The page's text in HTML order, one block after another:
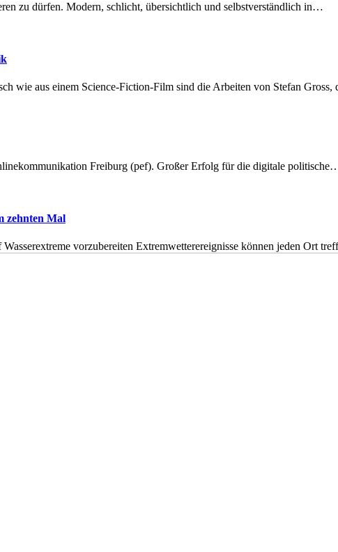
zu dürfen. Modern, schlicht, übersichtlich und selbstverständlich in…
wie aus einem Science-Fiction-Film sind die Arbeiten von Stefan
Freiburg (pef). Großer Erfolg für die digitale
zehnten Mal
vorzubereiten Extremwetterereignisse können jeden Ort